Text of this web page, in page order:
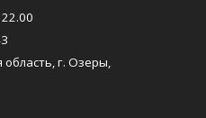
область, г. Озеры,